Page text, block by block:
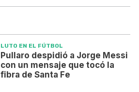
LUTO EN EL FÚTBOL
Pullaro despidió a Jorge Messi
con un mensaje que tocó la
fibra de Santa Fe